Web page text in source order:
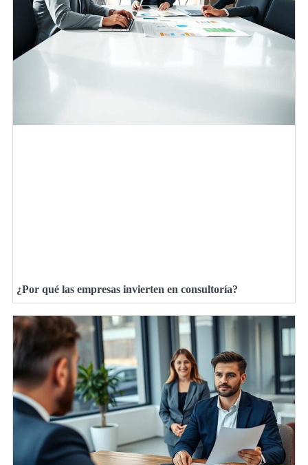
¿Por qué las empresas invierten en consultoría?